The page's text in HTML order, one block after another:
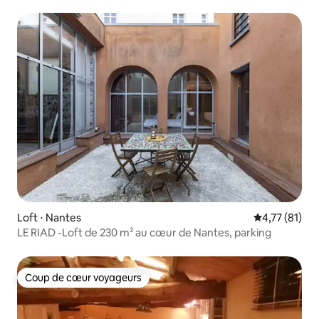
Loft ⋅ Nantes Évaluation
4,77 (81)
LE RIAD -Loft de 230 m² au cœur de Nantes, parking
Coup de cœur voyageurs
Coup de cœur voyageurs